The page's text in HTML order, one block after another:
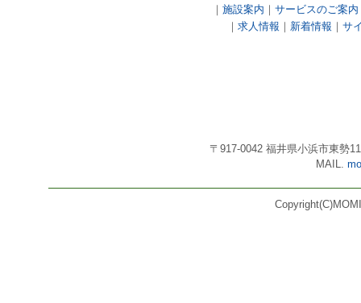
｜ 施設案内 ｜ サービスのご案内
｜ 求人情報 ｜ 新着情報 ｜ サ
〒917-0042 福井県小浜市東勢
MAIL.